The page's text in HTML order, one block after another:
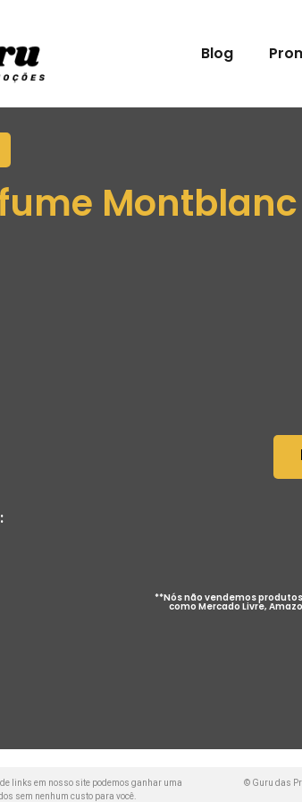
Blog
**Nós não vendemos
como Mercado Livre,
links em nosso site podemos ganhar uma
sem nenhum custo para você.
© Guru das